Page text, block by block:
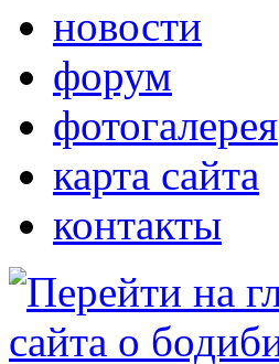
новости
форум
фотогалерея
карта сайта
контакты